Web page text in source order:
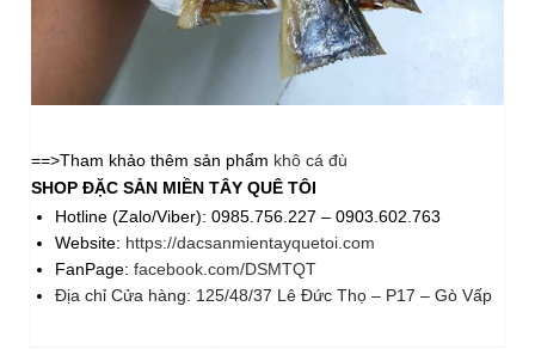
==>Tham khảo thêm sản phẩm khô cá đù
SHOP ĐẶC SẢN MIỀN TÂY QUÊ TÔI
Hotline (Zalo/Viber): 0985.756.227 – 0903.602.763
Website: https://dacsanmientayquetoi.com
FanPage: facebook.com/DSMTQT
Địa chỉ Cửa hàng: 125/48/37 Lê Đức Thọ – P17 – Gò Vấp